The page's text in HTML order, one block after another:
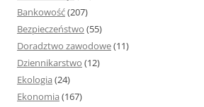
Bankowość(207)
Bezpieczeństwo (55)
Doradztwo zawodowe(11)
Dziennikarstwo (12)
Ekologia (24)
Ekonomia (167)